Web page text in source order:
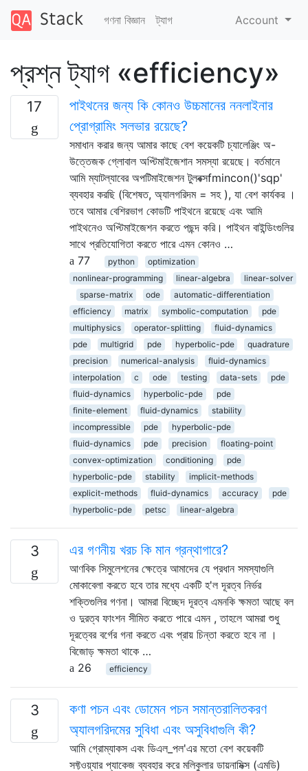
গণনা বিজ্ঞান ট্যাগ Account
প্রশ্ন ট্যাগ «efficiency»
17
পাইথনের জন্য কি কোনও উচ্চমানের ননলাইনার
প্রোগ্রামিং সলভার রয়েছে?
সমাধান করার জন্য আমার কাছে বেশ কয়েকটি চ্যালেঞ্জিং অ-
উত্তেজক গ্লোবাল অপ্টিমাইজেশান সমস্যা রয়েছে। বর্তমানে
আমি ম্যাটল্যাবের অপটিমাইজেশন টুলবক্সfmincon()'sqp'
ব্যবহার করছি (বিশেষত, অ্যালগরিদম = সহ ), যা বেশ কার্যকর ।
তবে আমার বেশিরভাগ কোডটি পাইথনে রয়েছে এবং আমি
পাইথনেও অপ্টিমাইজেশন করতে পছন্দ করি। পাইথন বাইন্ডিংগুলির
সাথে প্রতিযোগিতা করতে পারে এমন কোনও …
77
python
optimization
nonlinear-programming
linear-algebra
linear-solver
sparse-matrix
ode
automatic-differentiation
efficiency
matrix symbolic-computation
pde
multiphysics
operator-splitting
fluid-dynamics
pde
multigrid pde hyperbolic-pde
quadrature
precision
numerical-analysis
fluid-dynamics
interpolation
c ode testing data-sets
pde
fluid-dynamics
hyperbolic-pde
pde
finite-element
fluid-dynamics
stability
incompressible
pde
hyperbolic-pde
fluid-dynamics
pde precision
floating-point
convex-optimization
conditioning
pde
hyperbolic-pde
stability
implicit-methods
explicit-methods
fluid-dynamics accuracy
pde
hyperbolic-pde
petsc linear-algebra
3 এর গণনীয় খরচ কি মান গ্রন্থাগারে?
আণবিক সিমুলেশনের ক্ষেত্রে আমাদের যে প্রধান সমস্যাগুলি
মোকাবেলা করতে হবে তার মধ্যে একটি হ'ল দূরত্ব নির্ভর
শক্তিগুলির গণনা। আমরা বিচ্ছেদ দূরত্ব এমনকি ক্ষমতা আছে বল
ও দুরত্ব ফাংশন সীমিত করতে পারে এমন , তাহলে আমরা শুধু
দূরত্বের বর্গের গনা করতে এবং প্রায় চিন্তা করতে হবে না ।
বিজোড় ক্ষমতা থাকে …
26
efficiency
3
কণা পচন এবং ডোমেন পচন সমান্তরালিতকরণ
অ্যালগরিদমের সুবিধা এবং অসুবিধাগুলি কী?
আমি গ্রোম্যাকস এবং ডিএল_পল'এর মতো বেশ কয়েকটি
সফ্টওয়্যার প্যাকেজ ব্যবহার করে মলিকুলার ডায়নামিক্স (এমডি)